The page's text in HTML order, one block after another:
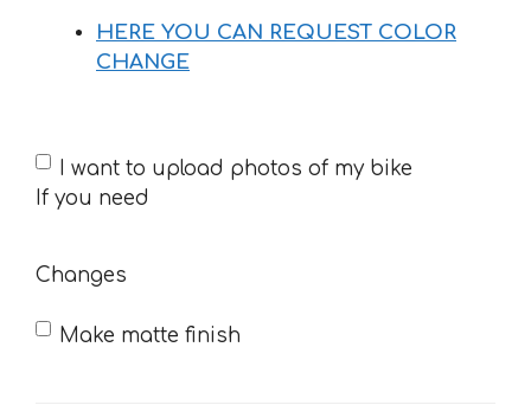
HERE YOU CAN REQUEST COLOR
CHANGE
If
you
I want to upload photos of my bike
If you need
Changes
Make matte finish